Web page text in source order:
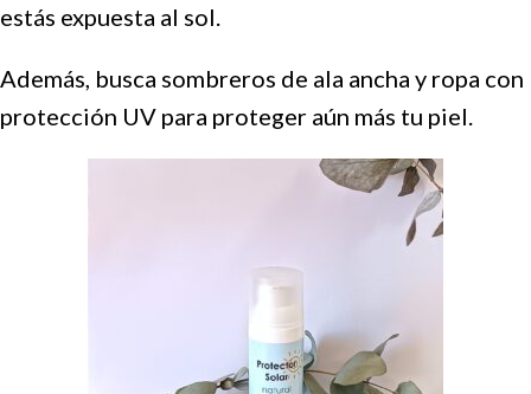
estás expuesta al sol.
Además, busca sombreros de ala ancha y ropa con
protección UV para proteger aún más tu piel.